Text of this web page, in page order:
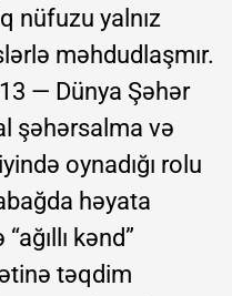
nüfuzu yalnız
məhdudlaşmır.
— Dünya Şəhər
şəhərsalma və
oynadığı rolu
həyata
kənd”
təqdim